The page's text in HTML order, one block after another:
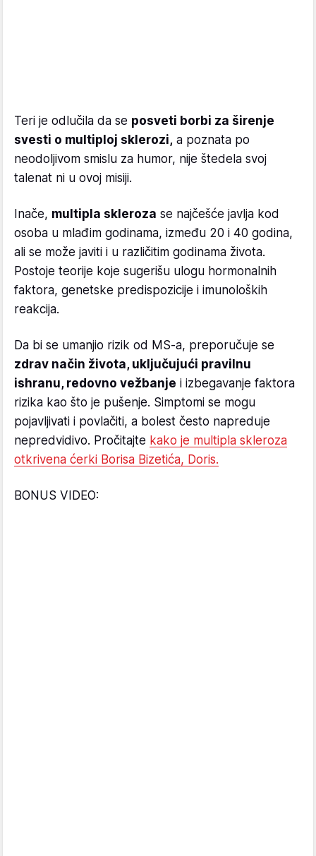
Teri je odlučila da se posveti borbi za širenje
svesti o multiploj sklerozi, a poznata po
neodoljivom smislu za humor, nije štedela svoj
talenat ni u ovoj misiji.
Inače, multipla skleroza se najčešće javlja kod
osoba u mlađim godinama, između 20 i 40 godina,
ali se može javiti i u različitim godinama života.
Postoje teorije koje sugerišu ulogu hormonalnih
faktora, genetske predispozicije i imunoloških
reakcija.
Da bi se umanjio rizik od MS-a, preporučuje se
zdrav način života, uključujući pravilnu
ishranu, redovno vežbanje i izbegavanje faktora
rizika kao što je pušenje. Simptomi se mogu
pojavljivati i povlačiti, a bolest često napreduje
nepredvidivo. Pročitajte kako je multipla skleroza
otkrivena ćerki Borisa Bizetića, Doris.
BONUS VIDEO: